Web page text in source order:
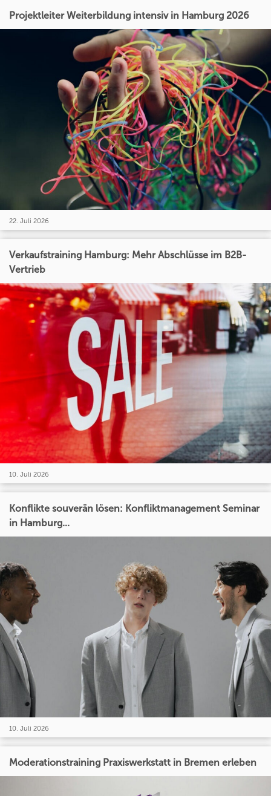
Projektleiter Weiterbildung intensiv in Hamburg 2026
22. Juli 2026
Verkaufstraining Hamburg: Mehr Abschlüsse im B2B-
Vertrieb
10. Juli 2026
Konflikte souverän lösen: Konfliktmanagement Seminar
in Hamburg...
10. Juli 2026
Moderationstraining Praxiswerkstatt in Bremen erleben